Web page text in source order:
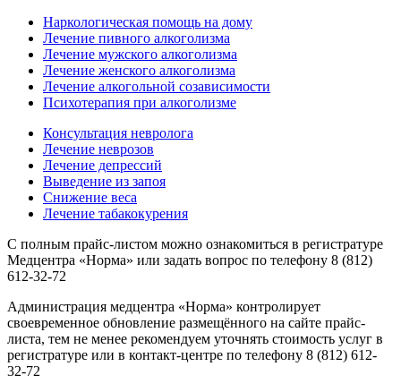
Наркологическая помощь на дому
Лечение пивного алкоголизма
Лечение мужского алкоголизма
Лечение женского алкоголизма
Лечение алкогольной созависимости
Психотерапия при алкоголизме
Консультация невролога
Лечение неврозов
Лечение депрессий
Выведение из запоя
Снижение веса
Лечение табакокурения
С полным прайс-листом можно ознакомиться в регистратуре
Медцентра «Норма» или задать вопрос по телефону 8 (812)
612-32-72
Администрация медцентра «Норма» контролирует
своевременное обновление размещённого на сайте прайс-
листа, тем не менее рекомендуем уточнять стоимость услуг в
регистратуре или в контакт-центре по телефону 8 (812) 612-
32-72